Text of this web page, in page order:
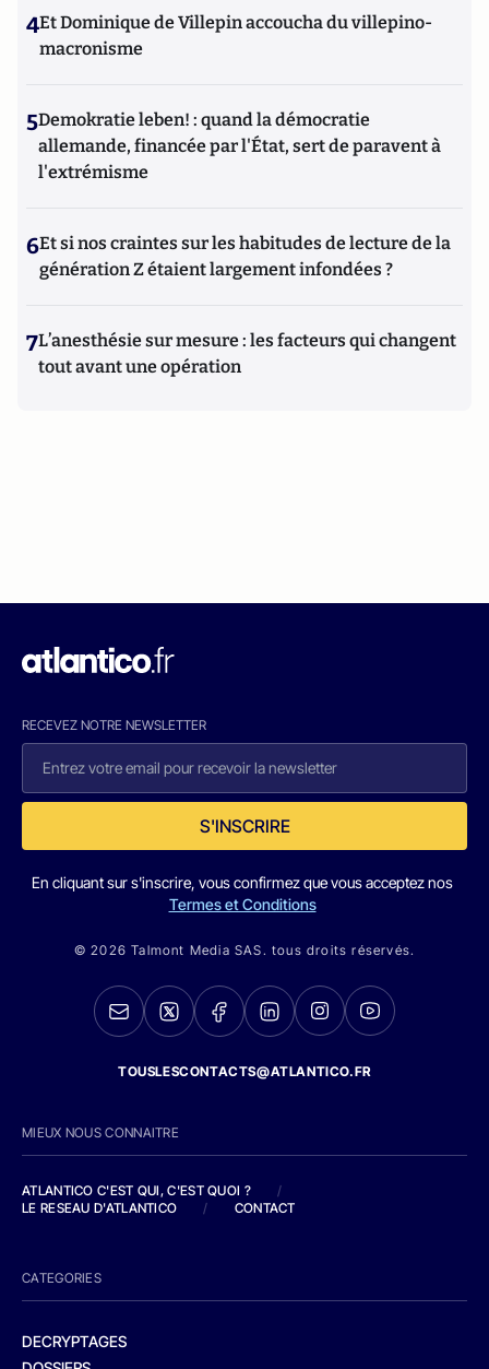
4Et Dominique de Villepin accoucha du villepino-
macronisme
5Demokratie leben! : quand la démocratie
allemande, financée par l'État, sert de paravent à
l'extrémisme
6Et si nos craintes sur les habitudes de lecture de la
génération Z étaient largement infondées ?
7L’anesthésie sur mesure : les facteurs qui changent
tout avant une opération
RECEVEZ NOTRE NEWSLETTER
S'INSCRIRE
En cliquant sur s'inscrire, vous confirmez que vous acceptez nos
Termes et Conditions
© 2026 Talmont Media SAS. tous droits réservés.
TOUSLESCONTACTS@ATLANTICO.FR
MIEUX NOUS CONNAITRE
ATLANTICO C'EST QUI, C'EST QUOI ?
/
LE RESEAU D'ATLANTICO
/ CONTACT
CATEGORIES
DECRYPTAGES